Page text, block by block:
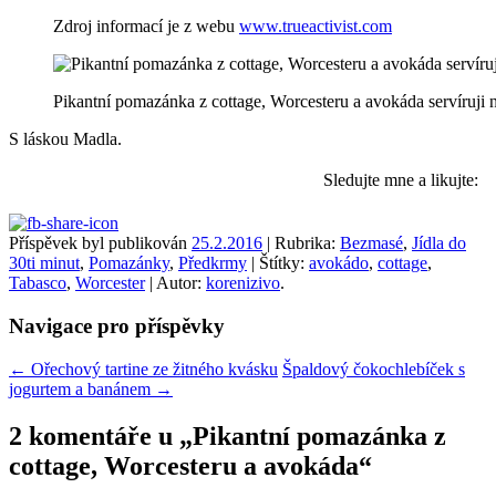
Zdroj informací je z webu www.trueactivist.com
Pikantní pomazánka z cottage, Worcesteru a avokáda
S láskou Madla.
Sledujte mne a likujte:
Příspěvek byl publikován 25.2.2016 | Rubrika: Bezmasé, Jídla do
30ti minut, Pomazánky, Předkrmy | Štítky: avokádo, cottage,
Tabasco, Worcester| Autor: korenizivo.
Navigace pro příspěvky
← Ořechový tartine ze žitného kvásku Špaldový čokochlebíček s
jogurtem a banánem →
2 komentáře u „Pikantní pomazánka z
cottage, Worcesteru a avokáda“